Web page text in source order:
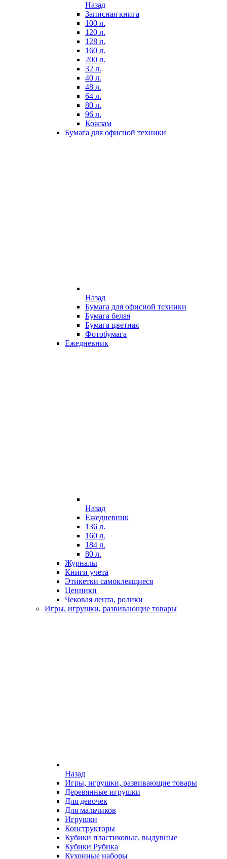
Назад
Записная книга
100 л.
120 л.
128 л.
160 л.
200 л.
32 л.
40 л.
48 л.
64 л.
80 л.
96 л.
Кожзам
Бумага для офисной техники
Назад
Бумага для офисной техники
Бумага белая
Бумага цветная
Фотобумага
Ежедневник
Назад
Ежедневник
136 л.
160 л.
184 л.
80 л.
Журналы
Книги учета
Этикетки самоклеящиеся
Ценники
Чековая лента, ролики
Игры, игрушки, развивающие товары
Назад
Игры, игрушки, развивающие товары
Деревянные игрушки
Для девочек
Для мальчиков
Игрушки
Конструкторы
Кубики пластиковые, выдувные
Кубики Рубика
Кухонные наборы